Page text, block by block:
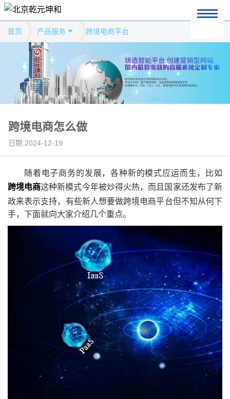
首页 产品服务 跨境电商平台
跨境电商怎么做
日期:2024-12-19
随着电子商务的发展，各种新的模式应运而生，比如
跨境电商这种新模式今年被炒得火热，而且国家还发布了新
政来表示支持，有些新人想要做跨境电商平台但不知从何下
手，下面就向大家介绍几个重点。